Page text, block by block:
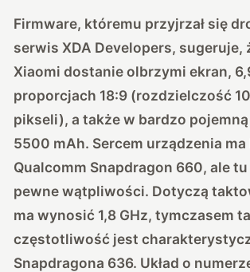
Firmware, któremu przyjrzał się
serwis XDA Developers, sugeruje,
Xiaomi dostanie olbrzymi ekran,
proporcjach 18:9 (rozdzielczość
pikseli), a także w bardzo
5500 mAh. Sercem urządzenia
Qualcomm Snapdragon 660, ale
pewne wątpliwości. Dotyczą
ma wynosić 1,8 GHz, tymczasem
częstotliwość jest
Snapdragona 636. Układ o